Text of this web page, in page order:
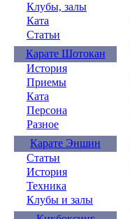
Клубы, залы
Ката
Статьи
Карате Шотокан
История
Приемы
Ката
Персона
Разное
Карате Эншин
Статьи
История
Техника
Клубы и залы